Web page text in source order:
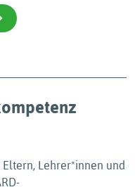
Lehrer*innen und